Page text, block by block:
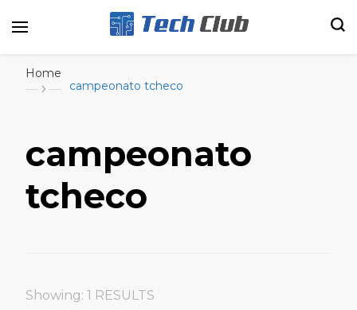
Home
campeonato tcheco
campeonato
tcheco
Showing: 1 RESULTS